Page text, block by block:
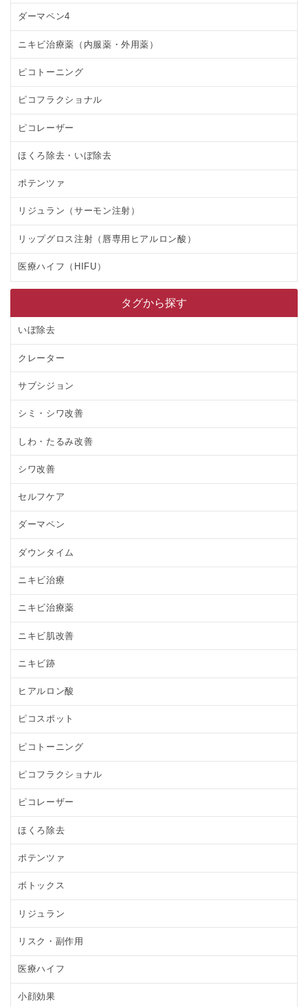
ダーマペン4
ニキビ治療薬（内服薬・外用薬）
ピコトーニング
ピコフラクショナル
ピコレーザー
ほくろ除去・いぼ除去
ポテンツァ
リジュラン（サーモン注射）
リップグロス注射（唇専用ヒアルロン酸）
医療ハイフ（HIFU）
タグから探す
いぼ除去
クレーター
サブシジョン
シミ・シワ改善
しわ・たるみ改善
シワ改善
セルフケア
ダーマペン
ダウンタイム
ニキビ治療
ニキビ治療薬
ニキビ肌改善
ニキビ跡
ヒアルロン酸
ピコスポット
ピコトーニング
ピコフラクショナル
ピコレーザー
ほくろ除去
ポテンツァ
ボトックス
リジュラン
リスク・副作用
医療ハイフ
小顔効果